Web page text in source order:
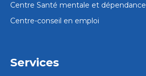
Centre Santé mentale et dépendance
Centre-conseil en emploi
Services